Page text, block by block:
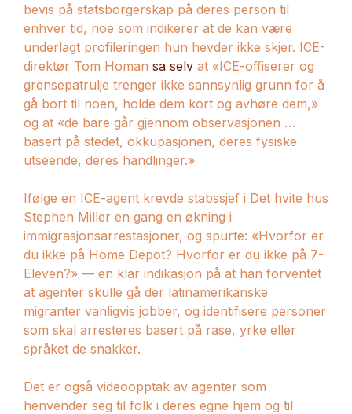
bevis på statsborgerskap på deres person til
enhver tid, noe som indikerer at de kan være
underlagt profileringen hun hevder ikke skjer. ICE-
direktør Tom Homan sa selv at «ICE-offiserer og
grensepatrulje trenger ikke sannsynlig grunn for å
gå bort til noen, holde dem kort og avhøre dem,»
og at «de bare går gjennom observasjonen …
basert på stedet, okkupasjonen, deres fysiske
utseende, deres handlinger.»
Ifølge en ICE-agent krevde stabssjef i Det hvite hus
Stephen Miller en gang en økning i
immigrasjonsarrestasjoner, og spurte: «Hvorfor er
du ikke på Home Depot? Hvorfor er du ikke på 7-
Eleven?» — en klar indikasjon på at han forventet
at agenter skulle gå der latinamerikanske
migranter vanligvis jobber, og identifisere personer
som skal arresteres basert på rase, yrke eller
språket de snakker.
Det er også videoopptak av agenter som
henvender seg til folk i deres egne hjem og til